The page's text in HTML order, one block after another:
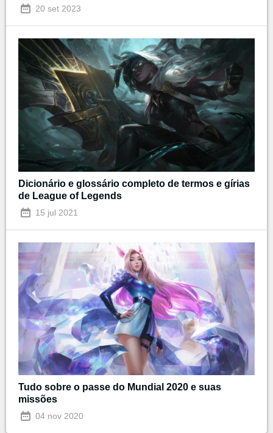
20 set 2023
Dicionário e glossário completo de termos e gírias
de League of Legends
15 jul 2021
Tudo sobre o passe do Mundial 2020 e suas
missões
04 nov 2020